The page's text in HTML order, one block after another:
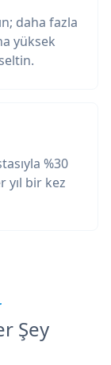
daha fazla
yüksek
%30
bir kez
Şey